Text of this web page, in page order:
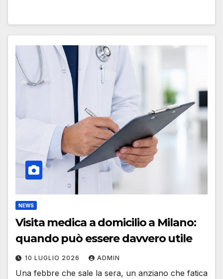
NEWS
Visita medica a domicilio a Milano:
quando può essere davvero utile
10 LUGLIO 2026 ADMIN
Una febbre che sale la sera, un anziano che fatica